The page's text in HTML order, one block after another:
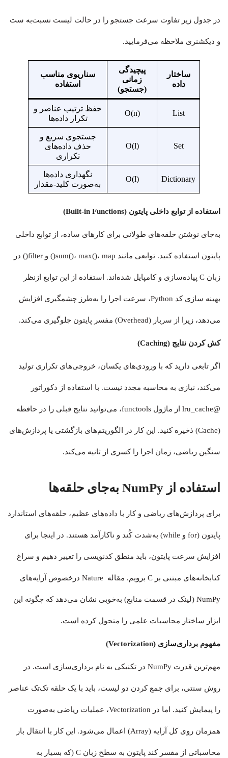
در جدول زیر تفاوت سرعت جستجو را در حالت لیست نسبت‌به ست
و دیکشنری ملاحظه می‌فرمایید.
ساختار
داده
پیچیدگی
زمانی
(جستجو)
سناریوی مناسب
استفاده
List
O(n)
حفظ ترتیب عناصر و
تکرار داده‌ها
Set
O(l)
جستجوی سریع و
حذف داده‌های
تکراری
Dictionary
O(l)
نگهداری داده‌ها
به‌صورت کلید-مقدار
استفاده از توابع داخلی پایتون (Built-in Functions)
به‌جای نوشتن حلقه‌های طولانی برای کارهای ساده، از توابع داخلی
پایتون استفاده کنید. توابعی مانند sum()، max()، map() و filter() در
زبان C پیاده‌سازی و کامپایل شده‌اند. استفاده از این توابع ازنظر
بهینه سازی کد Python، سرعت اجرا را به‌طرز چشمگیری افزایش
می‌دهد، زیرا از سربار (Overhead) مفسر پایتون جلوگیری می‌کند.
کش کردن نتایج (Caching)
اگر تابعی دارید که با ورودی‌های یکسان، خروجی‌های تکراری تولید
می‌کند، نیازی به محاسبه مجدد نیست. با استفاده از دکوراتور
@lru_cache از ماژول functools، می‌توانید نتایج قبلی را در حافظه
(Cache) ذخیره کنید. این کار در الگوریتم‌های بازگشتی یا پردازش‌های
سنگین ریاضی، زمان اجرا را کسری از ثانیه می‌کند.
استفاده از NumPy به‌جای حلقه‌ها
برای پردازش‌های ریاضی و کار با داده‌های عظیم، حلقه‌های استاندارد
پایتون (for و while) به‌شدت کُند و ناکارآمد هستند. در اینجا برای
افزایش سرعت پایتون، باید منطق کدنویسی را تغییر دهیم و سراغ
کتابخانه‌های مبتنی بر C برویم. مقاله Nature درخصوص آرایه‌های
NumPy (لینک در قسمت منابع) به‌خوبی نشان می‌دهد که چگونه این
ابزار ساختار محاسبات علمی را متحول کرده است.
مفهوم برداری‌سازی (Vectorization)
مهم‌ترین قدرت NumPy در تکنیکی به نام برداری‌سازی است. در
روش سنتی، برای جمع کردن دو لیست، باید با یک حلقه تک‌تک عناصر
را پیمایش کنید. اما در Vectorization، عملیات ریاضی به‌صورت
همزمان روی کل آرایه (Array) اعمال می‌شود. این کار با انتقال بار
محاسباتی از مفسر کند پایتون به سطح زبان C (که بسیار به